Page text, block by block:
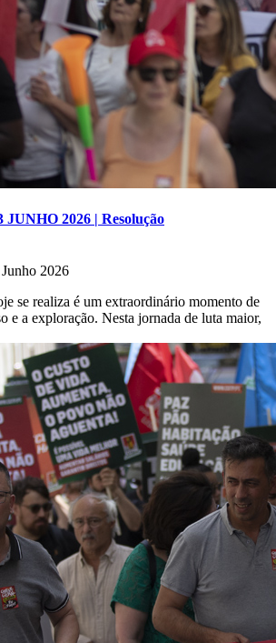
2026 | Resolução
2026
se realiza é um extraordinário momento de
e a exploração. Nesta jornada de luta maior,